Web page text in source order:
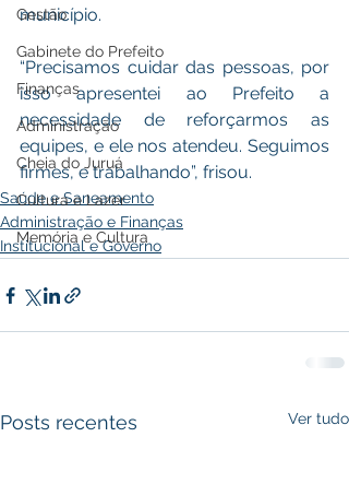
Gestão
Gabinete do Prefeito
Finanças
Administração
Cheia do Juruá
Cultura e Lazer
Memória e Cultura
município.
“Precisamos cuidar das pessoas, por
isso apresentei ao Prefeito a
necessidade de reforçarmos as
equipes, e ele nos atendeu. Seguimos
firmes, e trabalhando”, frisou.
Saúde e Saneamento
Administração e Finanças
Institucional e Governo
Posts recentes Ver tudo